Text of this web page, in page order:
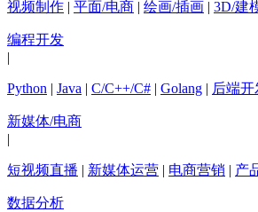
视频制作 | 平面/电商 | 绘画/插画 | 3D/建
编程开发
|
Python | Java | C/C++/C# | Golang | 后端开
新媒体/电商
|
短视频直播 | 新媒体运营 | 电商营销 | 产
数据分析